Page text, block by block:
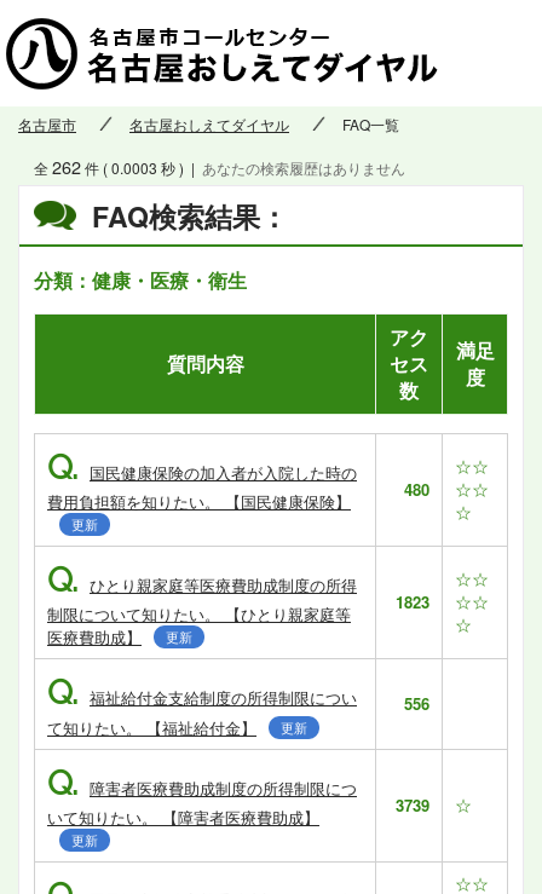
名古屋市 名古屋おしえてダイヤル FAQ一覧
FAQ検索結果：
分類：健康・医療・衛生
全262件 ( 0.0003 秒 ) | あなたの検索履歴はありません
質問内容
アク
セス
数
満足
度
Q. 国民健康保険の加入者が入院した時の
費用負担額を知りたい。 【国民健康保険】
更新
480
☆☆
☆☆
☆
Q. ひとり親家庭等医療費助成制度の所得
制限について知りたい。 【ひとり親家庭等
医療費助成】
更新
1823
☆☆
☆☆
☆
Q. 福祉給付金支給制度の所得制限につい
て知りたい。 【福祉給付金】
更新
556
Q. 障害者医療費助成制度の所得制限につ
いて知りたい。 【障害者医療費助成】
更新
3739 ☆
☆☆